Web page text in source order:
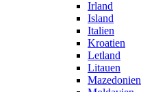
Irland
Island
Italien
Kroatien
Letland
Litauen
Mazedonien